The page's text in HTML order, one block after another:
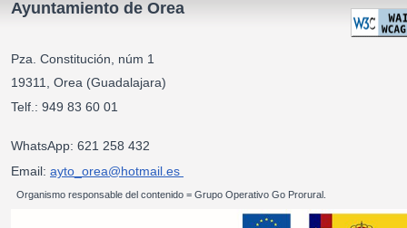
Ayuntamiento de Orea
Pza. Constitución, núm 1
19311, Orea (Guadalajara)
Telf.: 949 83 60 01
WhatsApp: 621 258 432
Email: ayto_orea@hotmail.es
Organismo responsable del contenido = Grupo Operativo Go Prorural.